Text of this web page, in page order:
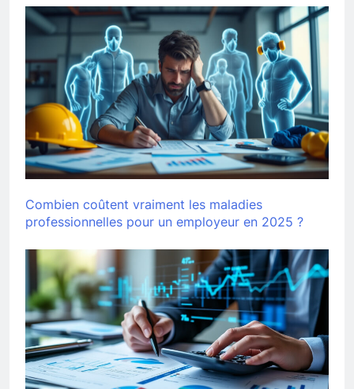
Combien coûtent vraiment les maladies
professionnelles pour un employeur en 2025 ?